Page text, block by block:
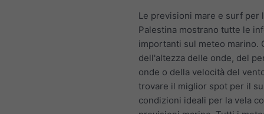
Le previsioni mare e surf per
Palestina mostrano tutte le
importanti sul meteo marino.
dell'altezza delle onde, del
onde o della velocità del
trovare il miglior spot per il
condizioni ideali per la vela